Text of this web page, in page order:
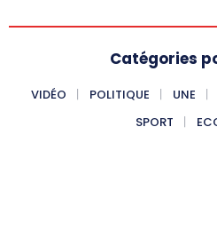
Catégories
VIDÉO POLITIQUE UNE
SPORT